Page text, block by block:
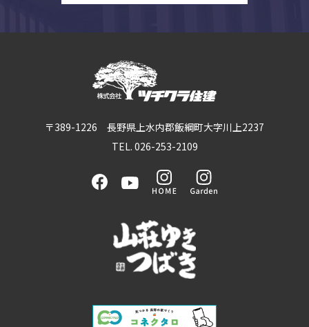
〒389-1226 長野県上水内郡飯綱町大字川上2237
TEL. 026-253-2109